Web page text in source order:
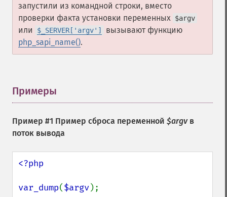
запустили из командной строки, вместо
проверки факта установки переменных $argv
или $_SERVER['argv']
вызывают функцию
php_sapi_name().
Примеры
Пример #1 Пример сброса переменной $argvв
поток вывода
<?php
var_dump($argv);